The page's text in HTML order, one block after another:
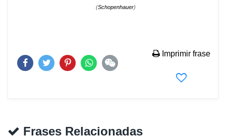
(Schopenhauer)
Imprimir frase
Frases Relacionadas